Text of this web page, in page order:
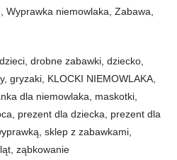
,Wyprawka niemowlaka ,Zabawa
,drobne zabawki ,dziecko
,gryzaki KLOCKI NIEMOWLAKA
dla niemowlaka maskotki
prezent dla dziecka
prezent dla
,sklep z zabawkami
,ząbkowanie